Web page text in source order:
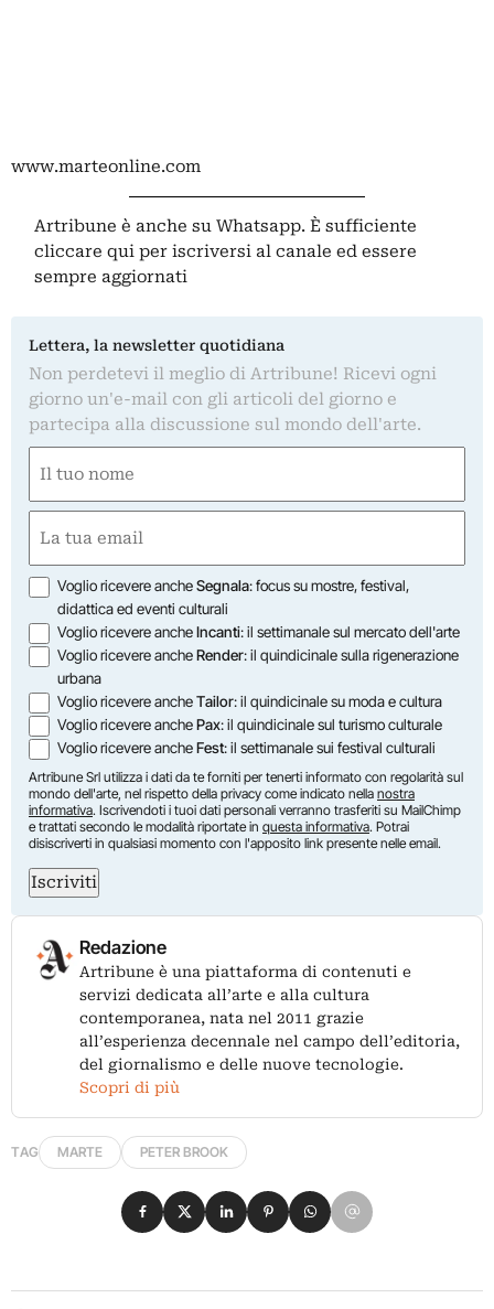
www.marteonline.com
Artribune è anche su Whatsapp. È sufficiente
cliccare qui per iscriversi al canale ed essere
sempre aggiornati
Lettera, la newsletter quotidiana
Non perdetevi il meglio di Artribune! Ricevi ogni
giorno un'e-mail con gli articoli del giorno e
partecipa alla discussione sul mondo dell'arte.
(Required)
First
(Required)
Opzioni
Voglio ricevere ancheSegnala: focus su mostre, festival,
didattica ed eventi culturali
Voglio ricevere ancheIncanti: il settimanale sul mercato dell'arte
Voglio ricevere ancheRender: il quindicinale sulla rigenerazione
urbana
Voglio ricevere ancheTailor: il quindicinale su moda e cultura
Voglio ricevere anchePax: il quindicinale sul turismo culturale
Voglio ricevere ancheFest: il settimanale sui festival culturali
Artribune Srl utilizza i dati da te forniti per tenerti informato con regolarità sul
mondo dell'arte, nel rispetto della privacy come indicato nella nostra
informativa. Iscrivendoti i tuoi dati personali verranno trasferiti su MailChimp
e trattati secondo le modalità riportate in questa informativa. Potrai
disiscriverti in qualsiasi momento con l'apposito link presente nelle email.
Iscriviti
Redazione
Artribune è una piattaforma di contenuti e
servizi dedicata all’arte e alla cultura
contemporanea, nata nel 2011 grazie
all’esperienza decennale nel campo dell’editoria,
del giornalismo e delle nuove tecnologie.
Scopri di più
TAG MARTE PETER BROOK
Condividi su Facebook
Condividi su X
Condividi su LinkedIn
Condividi su Pinterest
Condividi su WhatsApp
Condividi su Email